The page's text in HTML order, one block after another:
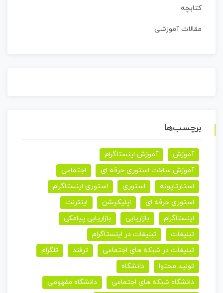
کتابچه
مقالات آموزشی
برچسب‌ها
آموزش
آموزش اینستاگرام
آموزش ساخت استوری حرفه ای
اجتماعی
استارتاپونه
استوری
استوری اینستاگرام
استوری حرفه ای
اپلیکیشن
اینترنت
اینستاگرام
بازاریابی
بازاریابی پیامکی
تبلیغات
تبلیغات در اینستاگرام
تبلیغات در شبکه های اجتماعی
ترفند
تلگرام
تولید محتوا
دانشگاه
دانشگاه شبکه های اجتماعی
دانشگاه مفهومی